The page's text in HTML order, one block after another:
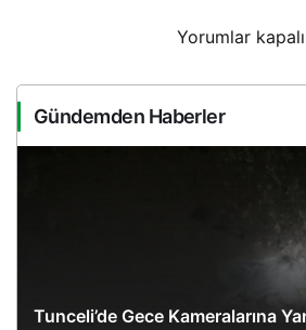
Yorumlar
Gündemden Haberler
Tunceli’de Gece Kameralarına